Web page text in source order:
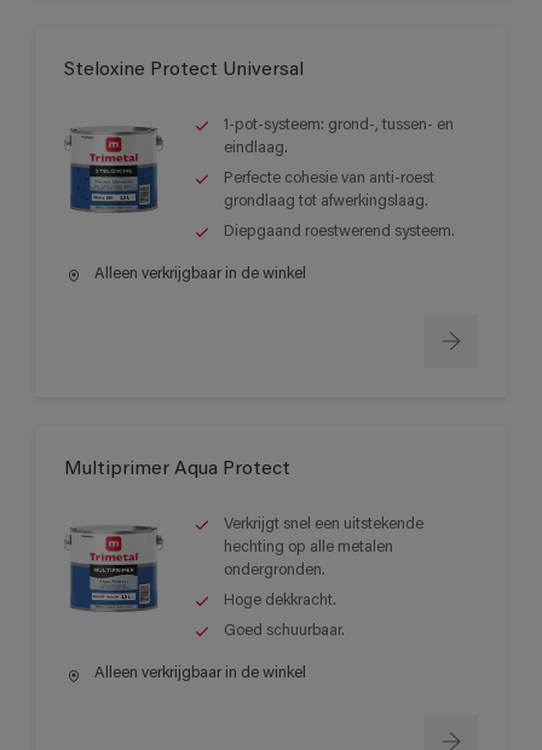
Steloxine Protect Universal
1-pot-systeem: grond-, tussen- en
eindlaag.
Perfecte cohesie van anti-roest
grondlaag tot afwerkingslaag.
Diepgaand roestwerend systeem.
Alleen verkrijgbaar in de winkel
Multiprimer Aqua Protect
Verkrijgt snel een uitstekende
hechting op alle metalen
ondergronden.
Hoge dekkracht.
Goed schuurbaar.
Alleen verkrijgbaar in de winkel